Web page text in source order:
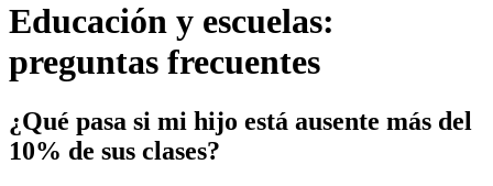
Educación y escuelas:
preguntas frecuentes
¿Qué pasa si mi hijo está ausente más del
10% de sus clases?